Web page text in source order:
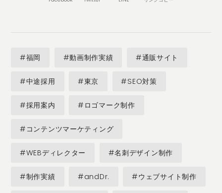
#福岡 #動画制作実績 #通販サイト
#中途採用 #東京 #SEO対策
#採用案内 #ロゴマーク制作
#コンテンツマーケティング
#WEBディレクター #名刺デザイン制作
#制作実績 #andDr. #ウェブサイト制作